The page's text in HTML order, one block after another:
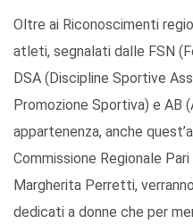
Oltre ai Riconoscimenti
atleti, segnalati dalle FSN
DSA (Discipline Sportive
Promozione Sportiva) e AB
appartenenza, anche
Commissione Regionale
Margherita Perretti,
dedicati a donne che per